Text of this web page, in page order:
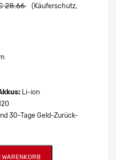
28.66 (Käuferschutz,
Li-ion
30-Tage Geld-Zurück-
WARENKORB